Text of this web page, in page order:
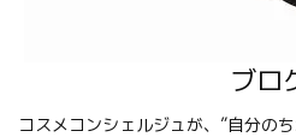
ブロ
コスメコンシェルジュが、”自分の